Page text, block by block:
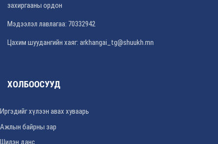
захиргааны ордон
Мэдээлэл лавлагаа: 70332942
Цахим шуудангийн хаяг: arkhangai_tg@shuukh.mn
ХОЛБООСУУД
Иргэдийг хүлээн авах хуваарь
Ажлын байрны зар